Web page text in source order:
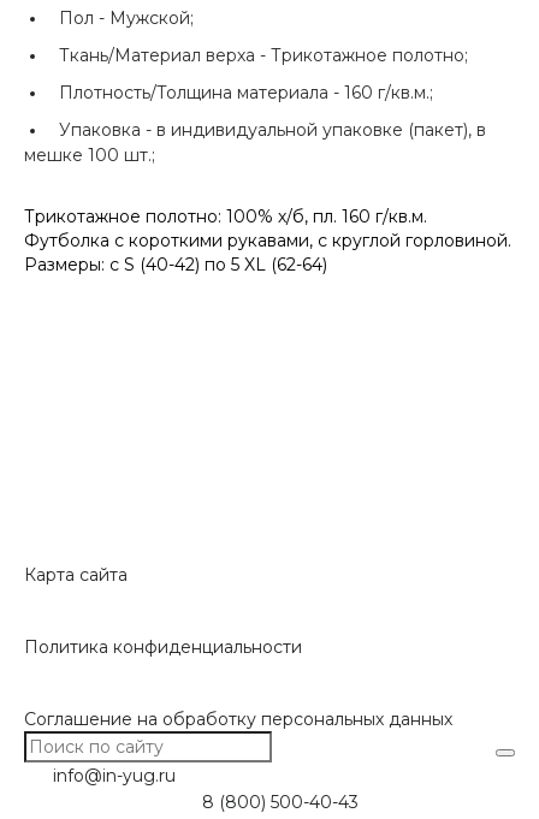
Пол - Мужской;
Ткань/Материал верха - Трикотажное полотно;
Плотность/Толщина материала - 160 г/кв.м.;
Упаковка - в индивидуальной упаковке (пакет), в
мешке 100 шт.;
Трикотажное полотно: 100% х/б, пл. 160 г/кв.м.
Футболка с короткими рукавами, с круглой горловиной.
Размеры: с S (40-42) по 5 XL (62-64)
Карта сайта
Политика конфиденциальности
Соглашение на обработку персональных данных
info@in-yug.ru
8 (800) 500-40-43